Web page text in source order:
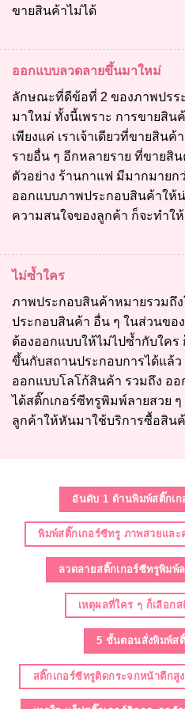
ขายสินค้าไม่ได้
ออกแบบลวดลายขึ้นมาใหม่
ลักษณะที่ดีข้อที่ 2 ของภาพปร
มาใหม่ ทั้งนี้เพราะ การขายสิน
เพียงแค่ เราเจ้าเดียวที่ขายสิน
รายอื่น ๆ อีกหลายราย ที่ขายสิน
ตัวอย่าง ร้านกาแฟ มีมากมายก
ออกแบบภาพประกอบสินค้าให้
ความสนใจของลูกค้า ก็จะทำใ
ไม่ซ้ำใคร
ภาพประกอบสินค้าหมายรวมถึ
ประกอบสินค้า อื่น ๆ ในส่วนขอ
ต้องออกแบบให้ไม่ไปซ้ำกับใคร
ขึ้นกับสถานประกอบการได้แล้ว
ออกแบบโลโก้สินค้า รวมถึง อ
ได้สติ๊กเกอร์ซีทรูพิมพ์ลายสวย
ลูกค้าให้หันมาใช้บริการซื้อสิน
อันดับ 1 ด้านพิมพ์สติ๊กเ
พิมพ์สติ๊กเกอร์ซีทรู ภาพสวยแล
ลวดลายสติ๊กเกอร์ซีทรูพิมพ์
เหตุผลที่ใคร ๆ ก็เลือก
5 ขั้นตอนสั่งพิมพ์ส
สติ๊กเกอร์ซีทรูติดกระจกหน้าตึกสู